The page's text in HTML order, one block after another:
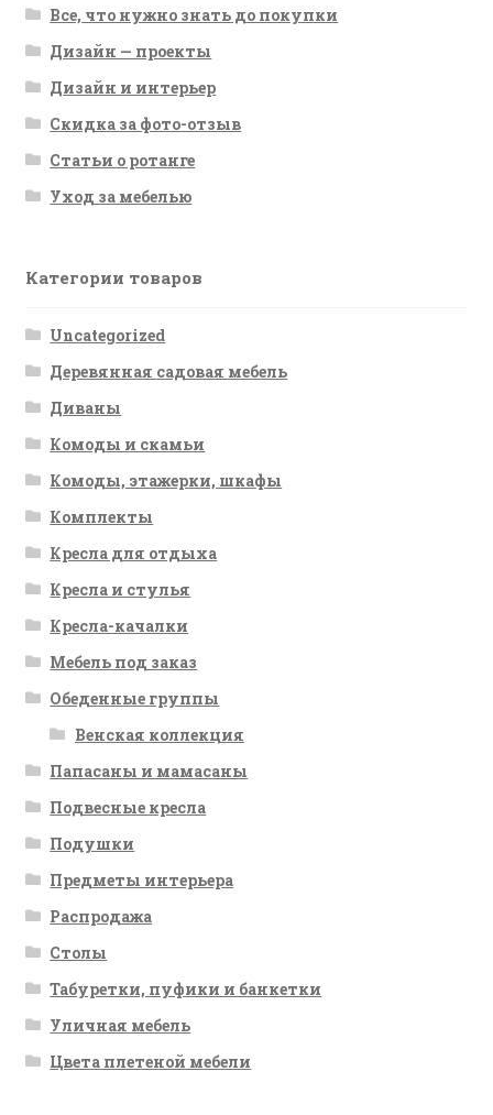
Все, что нужно знать до покупки
Дизайн — проекты
Дизайн и интерьер
Скидка за фото-отзыв
Статьи о ротанге
Уход за мебелью
Категории товаров
Uncategorized
Деревянная садовая мебель
Диваны
Комоды и скамьи
Комоды, этажерки, шкафы
Комплекты
Кресла для отдыха
Кресла и стулья
Кресла-качалки
Мебель под заказ
Обеденные группы
Венская коллекция
Папасаны и мамасаны
Подвесные кресла
Подушки
Предметы интерьера
Распродажа
Столы
Табуретки, пуфики и банкетки
Уличная мебель
Цвета плетеной мебели